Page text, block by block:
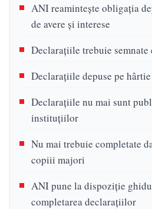
ANI reamintește obligația
de avere și interese
Declarațiile trebuie
Declarațiile depuse pe
Declarațiile nu mai sunt
instituțiilor
Nu mai trebuie completate
copiii majori
ANI pune la dispoziție
completarea declarațiilor